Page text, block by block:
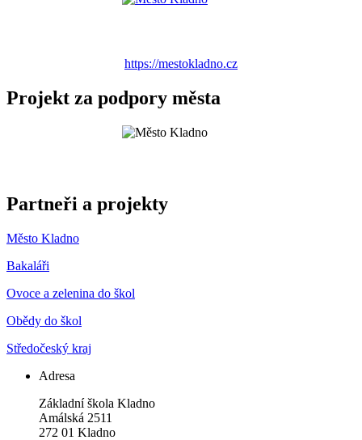
https://mestokladno.cz
Projekt za podpory města
Partneři a projekty
Město Kladno
Bakaláři
Ovoce a zelenina do škol
Obědy do škol
Středočeský kraj
Adresa
Základní škola Kladno
Amálská 2511
272 01 Kladno